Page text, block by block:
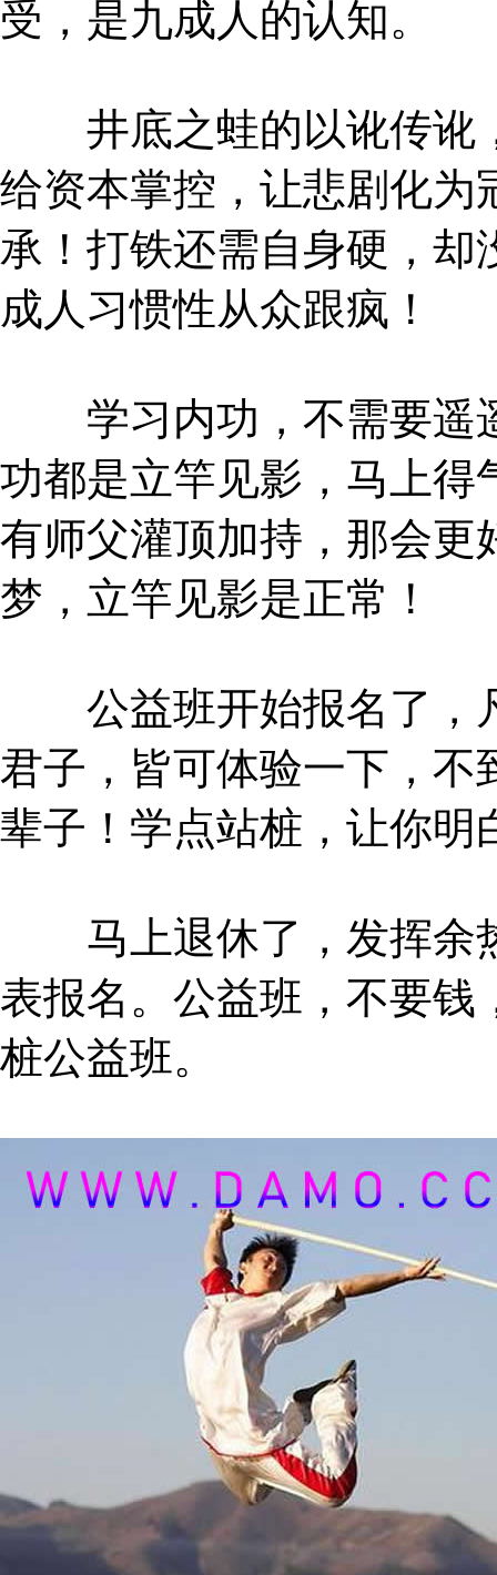
受，是九成人的认知。
井底之蛙的以讹传讹
给资本掌控，让悲剧化为
承！打铁还需自身硬，却
成人习惯性从众跟疯！
学习内功，不需要遥
功都是立竿见影，马上得
有师父灌顶加持，那会更
梦，立竿见影是正常！
公益班开始报名了，
君子，皆可体验一下，不
辈子！学点站桩，让你明
马上退休了，发挥余
表报名。公益班，不要钱
桩公益班。